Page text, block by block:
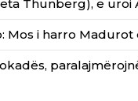
Thunberg), e uroi
Mos i harro Madurot